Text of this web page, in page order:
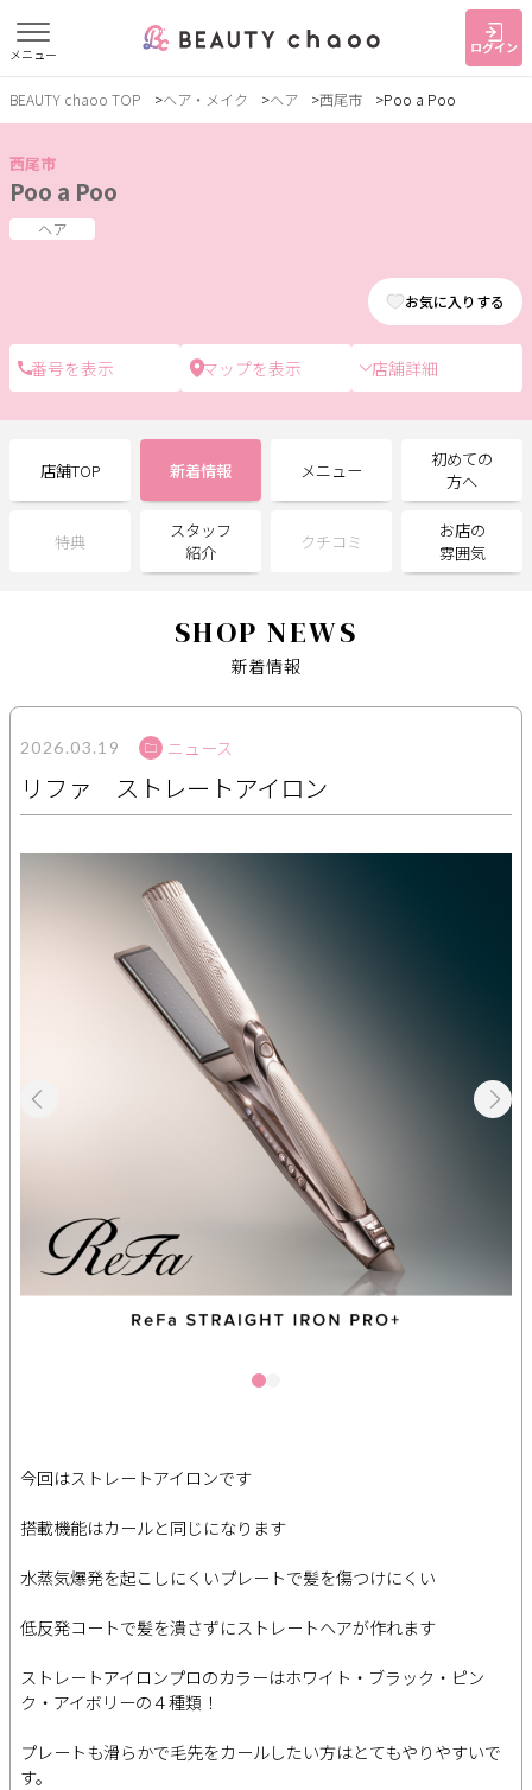
メニュー ログイン
すでに会員の方 はじめてご利用の方
ジャンルで探す
リラク・整体
スクール・
トレーニング
サービス
大人女子トピック ランキング
利用規約
サイトマップ
運営会社
お知らせ
お問い合わせ
掲載店様
掲載店様ログイン
閉じる
BEAUTY chaoo TOP ヘア・メイク ヘア 西尾市 Poo a Poo
西尾市
Poo a Poo
ヘア
お気に入りする
店舗詳細
店舗TOP 新着情報 メニュー
初めての
方へ
特典
スタッフ
紹介
クチコミ
お店の
雰囲気
SHOP NEWS
新着情報
2026.03.19 ニュース
リファ ストレートアイロン
今回はストレートアイロンです
搭載機能はカールと同じになります
水蒸気爆発を起こしにくいプレートで髪を傷つけにくい
低反発コートで髪を潰さずにストレートヘアが作れます
ストレートアイロンプロのカラーはホワイト・ブラック・ピン
ク・アイボリーの４種類！
プレートも滑らかで毛先をカールしたい方はとてもやりやすいで
す。